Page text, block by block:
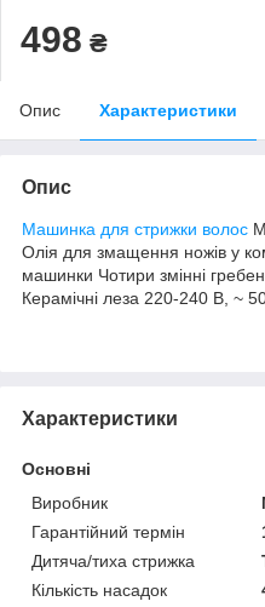
498 ₴
Опис Характеристики
Опис
Машинка для стрижки волос
Олія для змащення ножів у
машинки Чотири змінні
Керамічні леза 220-240 В, ~
Характеристики
Основні
Виробник
Гарантійний термін
Дитяча/тиха стрижка
Кількість насадок